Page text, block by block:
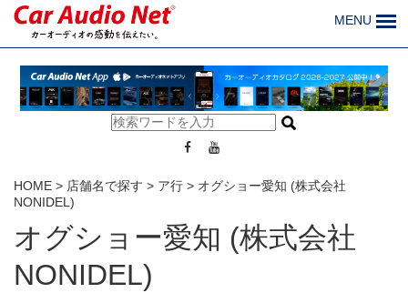
MENU
HOME > 店舗名で探す > ア行 > オグショー愛知 (株式会社
NONIDEL)
オグショー愛知 (株式会社
NONIDEL)